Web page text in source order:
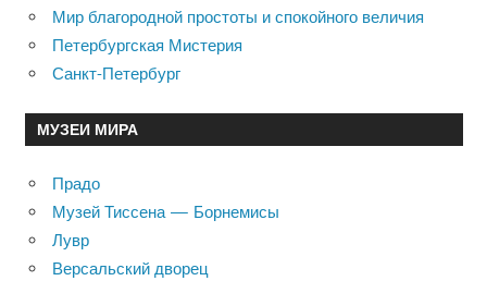
Мир благородной простоты и спокойного величия
Петербургская Мистерия
Санкт-Петербург
МУЗЕИ МИРА
Прадо
Музей Тиссена — Борнемисы
Лувр
Версальский дворец